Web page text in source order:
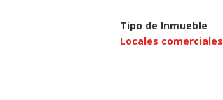
Tipo de Inmueble
Locales comerciales